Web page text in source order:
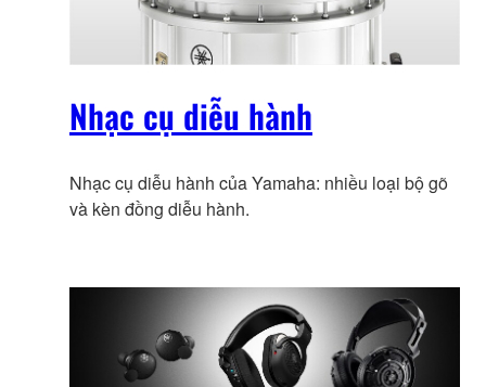
Nhạc cụ diễu hành
Nhạc cụ diễu hành của Yamaha: nhiều loại bộ gõ
và kèn đồng diễu hành.